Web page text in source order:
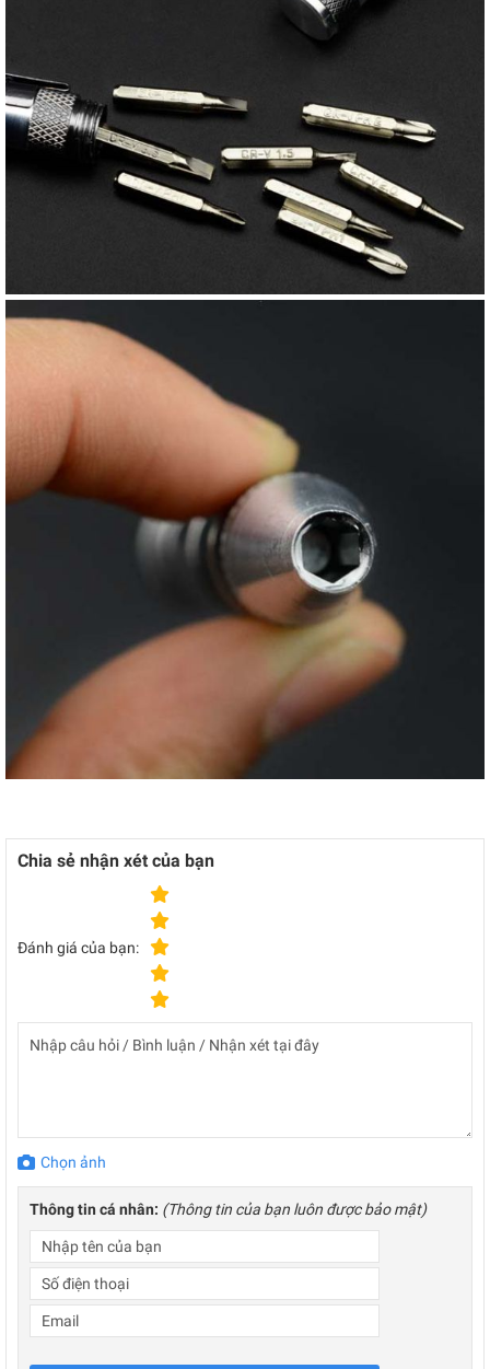
Chia sẻ nhận xét của bạn
Đánh giá của bạn:
Chọn ảnh
Thông tin cá nhân: (Thông tin của bạn luôn được bảo mật)